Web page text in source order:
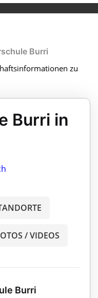
Burri
zu
Burri in
/ VIDEOS
Burri